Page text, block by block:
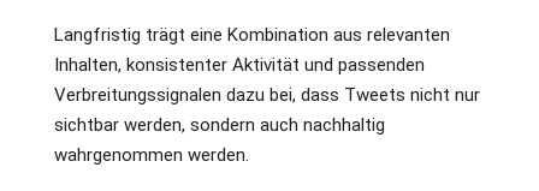
Langfristig trägt eine Kombination aus relevanten
Inhalten, konsistenter Aktivität und passenden
Verbreitungssignalen dazu bei, dass Tweets nicht nur
sichtbar werden, sondern auch nachhaltig
wahrgenommen werden.